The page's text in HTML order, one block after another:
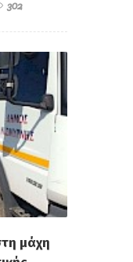
302
μάχη